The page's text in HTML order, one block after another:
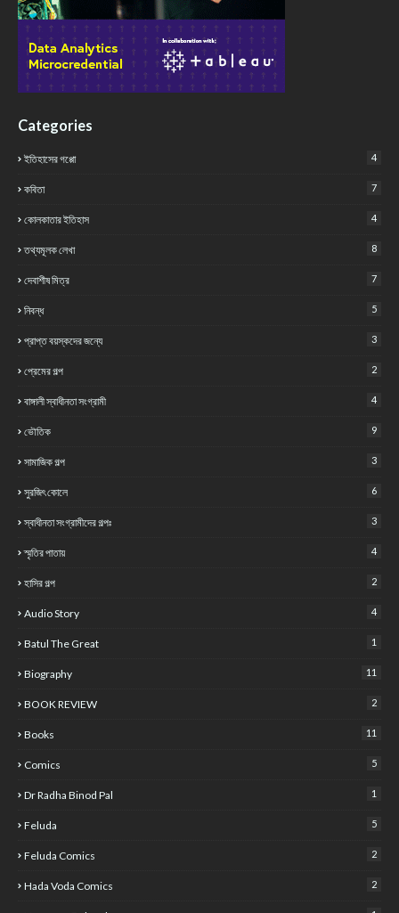
Categories
ইতিহাসের গপ্পো 4
কবিতা 7
কোলকাতার ইতিহাস 4
তথ্যমূলক লেখা 8
দেবাশীষ মিত্র 7
নিবন্ধ 5
প্রাপ্ত বয়স্কদের জন্যে 3
প্রেমের গল্প 2
বাঙ্গালী স্বাধীনতা সংগ্রামী 4
ভৌতিক 9
সামাজিক গল্প 3
সুরজিৎ কোলে 6
স্বাধীনতা সংগ্রামীদের গল্পঃ 3
স্মৃতির পাতায় 4
হাসির গল্প 2
Audio Story 4
Batul The Great 1
Biography 11
BOOK REVIEW 2
Books 11
Comics 5
Dr Radha Binod Pal 1
Feluda 5
Feluda Comics 2
Hada Voda Comics 2